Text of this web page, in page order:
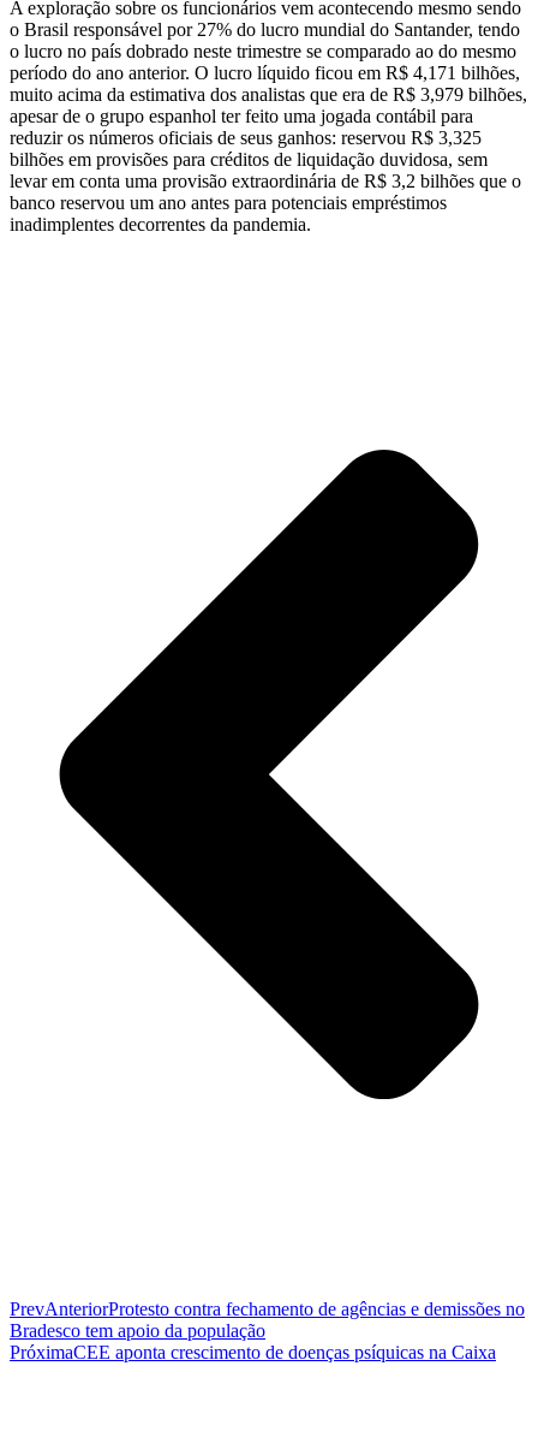
A exploração sobre os funcionários vem acontecendo mesmo sendo
o Brasil responsável por 27% do lucro mundial do Santander, tendo
o lucro no país dobrado neste trimestre se comparado ao do mesmo
período do ano anterior. O lucro líquido ficou em R$ 4,171 bilhões,
muito acima da estimativa dos analistas que era de R$ 3,979 bilhões,
apesar de o grupo espanhol ter feito uma jogada contábil para
reduzir os números oficiais de seus ganhos: reservou R$ 3,325
bilhões em provisões para créditos de liquidação duvidosa, sem
levar em conta uma provisão extraordinária de R$ 3,2 bilhões que o
banco reservou um ano antes para potenciais empréstimos
inadimplentes decorrentes da pandemia.
PrevAnteriorProtesto contra fechamento de agências e demissões no
Bradesco tem apoio da população
PróximaCEE aponta crescimento de doenças psíquicas na Caixa